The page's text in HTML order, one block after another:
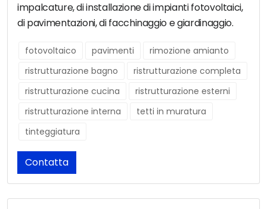
impalcature, di installazione di impianti fotovoltaici,
di pavimentazioni, di facchinaggio e giardinaggio.
fotovoltaico pavimenti
rimozione amianto
ristrutturazione bagno
ristrutturazione completa
ristrutturazione cucina
ristrutturazione esterni
ristrutturazione interna
tetti in muratura
tinteggiatura
Contatta